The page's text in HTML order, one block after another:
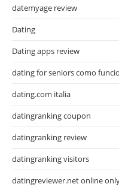
datemyage review
Dating
Dating apps review
dating for seniors como
dating.com italia
datingranking coupon
datingranking review
datingranking visitors
datingreviewer.net online